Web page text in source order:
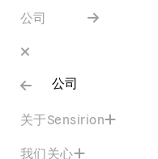
公司
公司
关于Sensirion
我们关心